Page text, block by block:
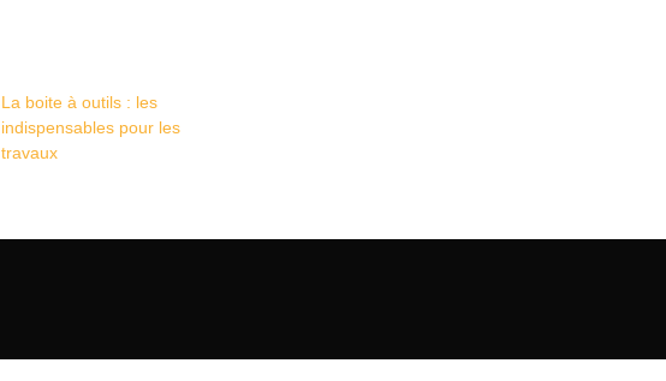
La boite à outils : les
indispensables pour les
travaux